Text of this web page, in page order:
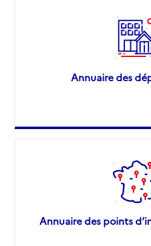
Annuaire des
Annuaire des points